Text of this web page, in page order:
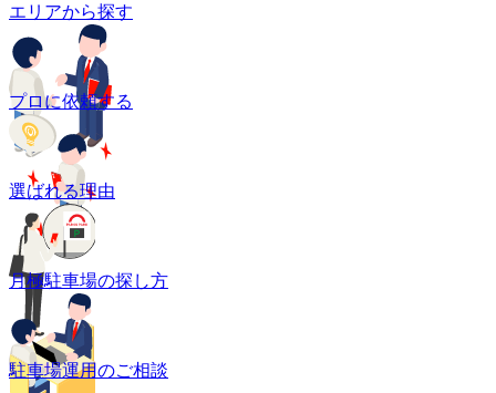
エリアから探す
プロに依頼する
選ばれる理由
月極駐車場の探し方
駐車場運用のご相談